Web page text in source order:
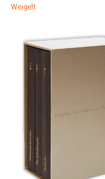
Weigelt